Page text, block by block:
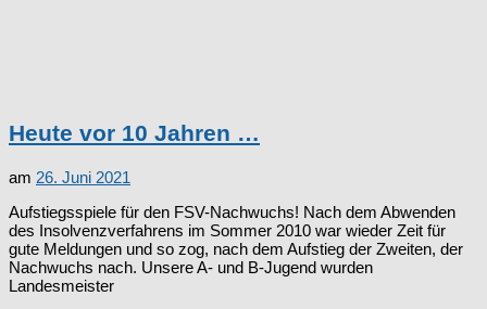
Heute vor 10 Jahren …
am 26. Juni 2021
Aufstiegsspiele für den FSV-Nachwuchs! Nach dem Abwenden
des Insolvenzverfahrens im Sommer 2010 war wieder Zeit für
gute Meldungen und so zog, nach dem Aufstieg der Zweiten, der
Nachwuchs nach. Unsere A- und B-Jugend wurden
Landesmeister